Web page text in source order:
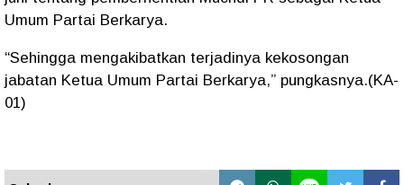
Umum Partai Berkarya.
“Sehingga mengakibatkan terjadinya kekosongan
jabatan Ketua Umum Partai Berkarya,” pungkasnya.(KA-
01)